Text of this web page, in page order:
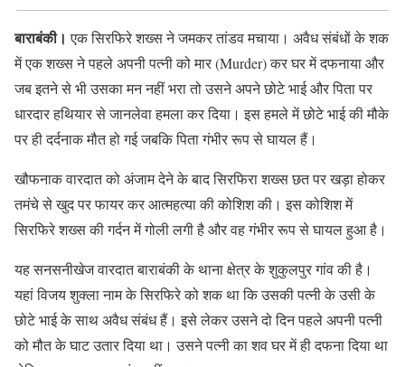
बाराबंकी। एक सिरफिरे शख्स ने जमकर तांडव मचाया। अवैध संबंधों के शक
में एक शख्स ने पहले अपनी पत्नी को मार (Murder) कर घर में दफनाया और
जब इतने से भी उसका मन नहीं भरा तो उसने अपने छोटे भाई और पिता पर
धारदार हथियार से जानलेवा हमला कर दिया। इस हमले में छोटे भाई की मौके
पर ही दर्दनाक मौत हो गई जबकि पिता गंभीर रूप से घायल हैं।
खौफनाक वारदात को अंजाम देने के बाद सिरफिरा शख्स छत पर खड़ा होकर
तमंचे से खुद पर फायर कर आत्महत्या की कोशिश की। इस कोशिश में
सिरफिरे शख्स की गर्दन में गोली लगी है और वह गंभीर रूप से घायल हुआ है।
यह सनसनीखेज वारदात बाराबंकी के थाना क्षेत्र के शुकुलपुर गांव की है।
यहां विजय शुक्ला नाम के सिरफिरे को शक था कि उसकी पत्नी के उसी के
छोटे भाई के साथ अवैध संबंध हैं। इसे लेकर उसने दो दिन पहले अपनी पत्नी
को मौत के घाट उतार दिया था। उसने पत्नी का शव घर में ही दफना दिया था